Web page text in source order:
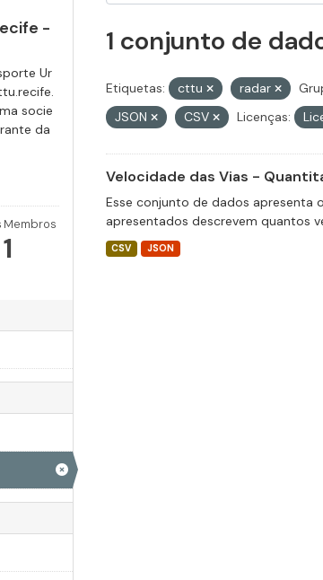
-
Ur
socie
da
Membros
1
1 conjunto de
Etiquetas: cttu radar
JSON
CSV Licenças:
Velocidade das Vias -
Esse conjunto de dados apresenta
apresentados descrevem quantos
CSV JSON